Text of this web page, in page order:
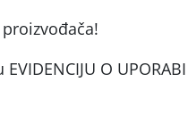
O UPORABI